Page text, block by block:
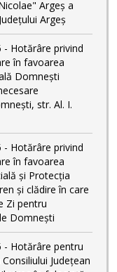
Argeș a
Argeș
- Hotărâre privind
în favoarea
Domnești
str. Al. I.
- Hotărâre privind
în favoarea
și Protecția
și clădire în care
Zi pentru
Domnești
- Hotărâre pentru
Județean